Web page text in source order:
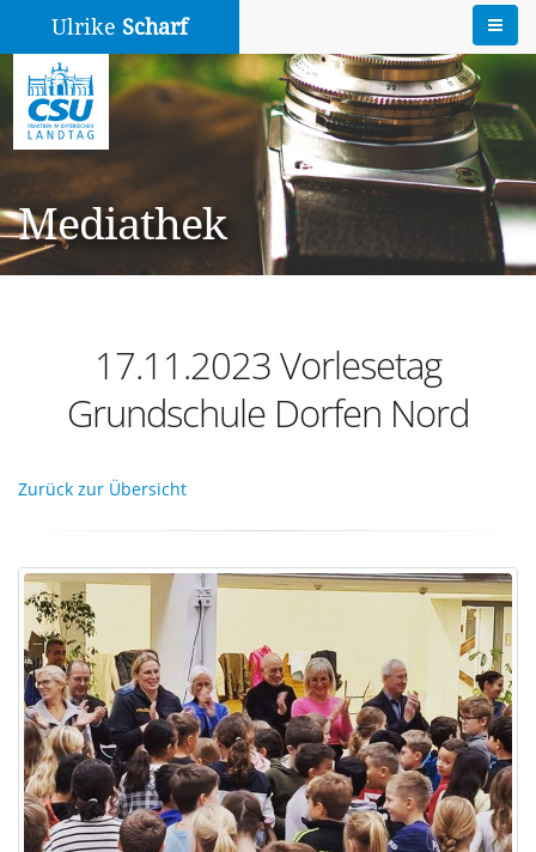
Ulrike Scharf
Mediathek
17.11.2023 Vorlesetag
Grundschule Dorfen Nord
Zurück zur Übersicht